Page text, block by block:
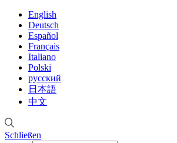
English
Deutsch
Español
Français
Italiano
Polski
русский
日本語
中文
Schließen